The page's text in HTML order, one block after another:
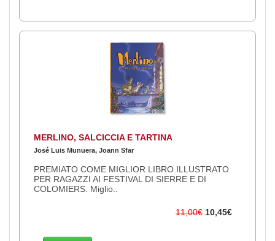
MERLINO, SALCICCIA E TARTINA
José Luis Munuera, Joann Sfar
PREMIATO COME MIGLIOR LIBRO ILLUSTRATO
PER RAGAZZI AI FESTIVAL DI SIERRE E DI
COLOMIERS. Miglio..
11,00€ 10,45€